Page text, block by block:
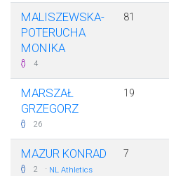
MALISZEWSKA-
POTERUCHA
MONIKA
4
81
MARSZAŁ
GRZEGORZ
26
19
MAZUR KONRAD
2 · NL Athletics
7